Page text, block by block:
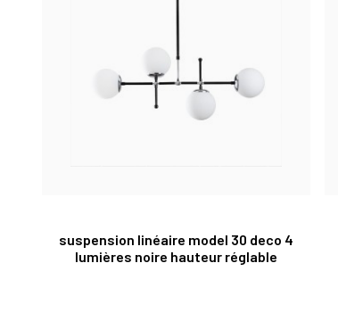
suspension linéaire model 30 deco 4
lumières noire hauteur réglable